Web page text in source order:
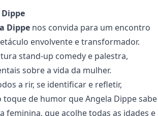
Dippe nos convida para um encontro
envolvente e transformador.
stand-up comedy e palestra,
sobre a vida da mulher.
a rir, se identificar e refletir,
de humor que Angela Dippe sabe
feminina, que acolhe todas as idades e